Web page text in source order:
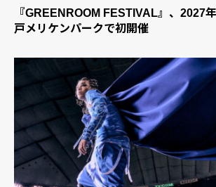
『GREENROOM FESTIVAL』、2027
戸メリケンパークで初開催